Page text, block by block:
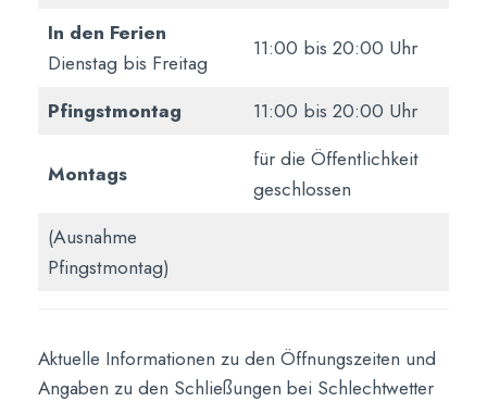
In den Ferien
Dienstag bis Freitag
11:00 bis 20:00 Uhr
Pfingstmontag 11:00 bis 20:00 Uhr
Montags
für die Öffentlichkeit
geschlossen
(Ausnahme
Pfingstmontag)
Aktuelle Informationen zu den Öffnungszeiten und
Angaben zu den Schließungen bei Schlechtwetter